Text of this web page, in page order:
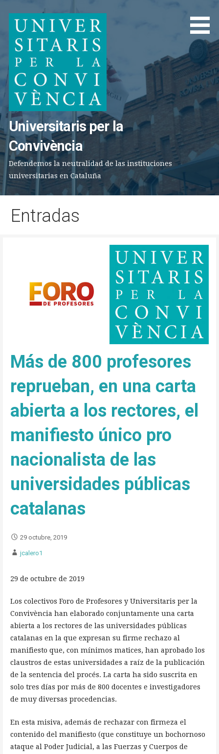
contenido
Universitaris per la
Convivència
Defendemos la neutralidad de las instituciones
universitarias en Cataluña
Entradas
Más de 800 profesores
reprueban, en una carta
abierta a los rectores, el
manifiesto único pro
nacionalista de las
universidades públicas
catalanas
29 octubre, 2019
jcalero1
29 de octubre de 2019
Los colectivos Foro de Profesores y Universitaris per la
Convivència han elaborado conjuntamente una carta
abierta a los rectores de las universidades públicas
catalanas en la que expresan su firme rechazo al
manifiesto que, con mínimos matices, han aprobado los
claustros de estas universidades a raíz de la publicación
de la sentencia del procés. La carta ha sido suscrita en
solo tres días por más de 800 docentes e investigadores
de muy diversas procedencias.
En esta misiva, además de rechazar con firmeza el
contenido del manifiesto (que constituye un bochornoso
ataque al Poder Judicial, a las Fuerzas y Cuerpos de